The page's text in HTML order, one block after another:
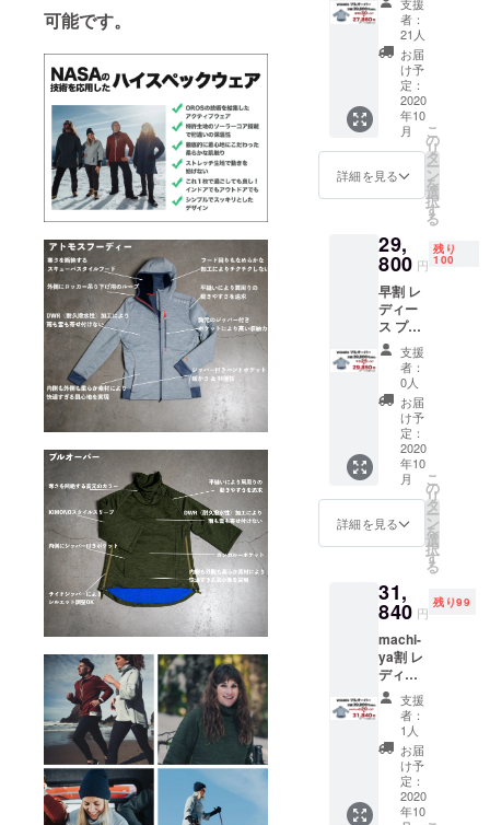
可能です。
込みで
す ※配
送時
期：
2020年
10月末
予定 ・
一部の
デザイ
ン、仕
告なく
変更に
合がご
ざいま
す。ご
了承く
ださ
い。 ※
以下の
ような
支援者
様都合
により
再配送
または
転送と
での配
送とな
ので、
予めご
了承下
さい。
・受け
取らな
かった
・入力
した住
所に誤
オー
バー１
着 ※１
度まで
サイズ
交換可
能 サイ
ズ表を
ご確認
の上、
お選び
ようお
願いい
たしま
す。 ※
価格は
送料・
消費税
込みで
す ※配
送時
期：
2020年
10月末
予定 ・
一部の
デザイ
ン、仕
告なく
変更に
合がご
ざいま
す。ご
了承く
ださ
い。 ※
以下の
ような
支援者
様都合
により
支援
者：
21人
お届
け予
定：
2020
年10
月
詳細を見る
こ
の
リ
タ
ー
ン
を
選
択
す
る
29,
800 円
残り
100
早割 レ
ディー
ス プル
オー
バー１
着 ※１
度まで
サイズ
交換可
能 サイ
ズ表を
ご確認
の上、
お選び
いただ
願いい
たしま
す。 ※
価格は
送料・
消費税
込みで
す ※配
送時
期：
2020年
10月末
予定 ・
一部の
支援
者：
0人
お届
け予
定：
2020
年10
月
詳細を見る
こ
の
リ
タ
ー
ン
を
選
択
す
る
31,
840 円
残り99
machi-
ya割 レ
ディー
ス プル
オー
バー１
着 ※１
度まで
サイズ
交換可
能 サイ
支援
者：
1人
お届
け予
定：
2020
年10